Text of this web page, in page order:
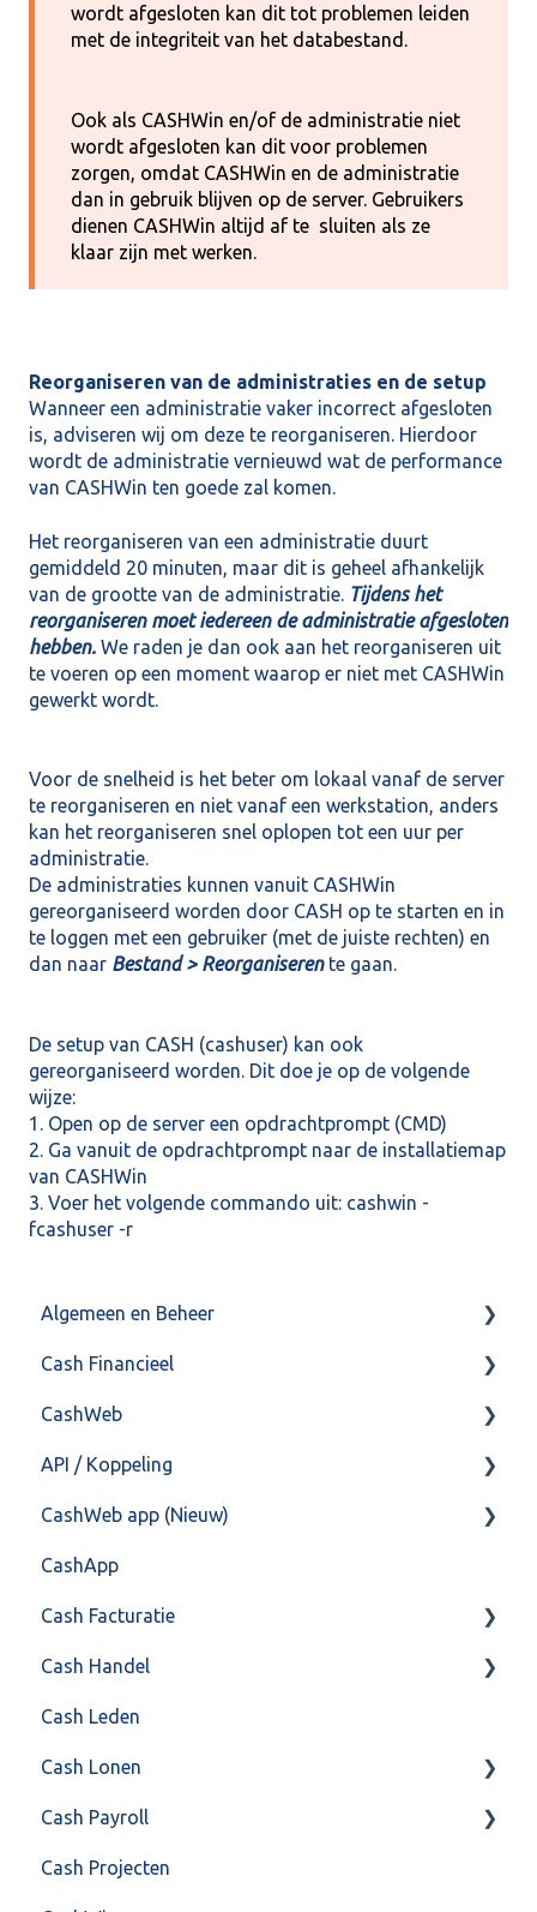
wordt afgesloten kan dit tot problemen leiden
met de integriteit van het databestand.
Ook als CASHWin en/of de administratie niet
wordt afgesloten kan dit voor problemen
zorgen, omdat CASHWin en de administratie
dan in gebruik blijven op de server. Gebruikers
dienen CASHWin altijd af te sluiten als ze
klaar zijn met werken.
Reorganiseren van de administraties en de setup
Wanneer een administratie vaker incorrect afgesloten
is, adviseren wij om deze te reorganiseren. Hierdoor
wordt de administratie vernieuwd wat de performance
van CASHWin ten goede zal komen.
Het reorganiseren van een administratie duurt
gemiddeld 20 minuten, maar dit is geheel afhankelijk
van de grootte van de administratie. Tijdens het
reorganiseren moet iedereen de administratie afgesloten
hebben. We raden je dan ook aan het reorganiseren uit
te voeren op een moment waarop er niet met CASHWin
gewerkt wordt.
Voor de snelheid is het beter om lokaal vanaf de server
te reorganiseren en niet vanaf een werkstation, anders
kan het reorganiseren snel oplopen tot een uur per
administratie.
De administraties kunnen vanuit CASHWin
gereorganiseerd worden door CASH op te starten en in
te loggen met een gebruiker (met de juiste rechten) en
dan naar Bestand > Reorganiserente gaan.
De setup van CASH (cashuser) kan ook
gereorganiseerd worden. Dit doe je op de volgende
wijze:
1. Open op de server een opdrachtprompt (CMD)
2. Ga vanuit de opdrachtprompt naar de installatiemap
van CASHWin
3. Voer het volgende commando uit: cashwin -
fcashuser -r
Algemeen en Beheer
Bank(koppeling)
Import/Export
Postbus
Training & Consultancy
Overig
Cash Financieel
Boekhoud
Fiscaal
Overig
CashWeb
CashHero Layout
Mailen vanuit CASHWeb
Algemeen gebruik
API / Koppeling
Algemeen
Api 3.0 (SOAP API)
API 4.0 (REST API)
CashWeb app (Nieuw)
Veel gestelde vragen
CashApp
Cash Facturatie
Factureren
Instellingen
Algemeen
Formulierlayout
Cash Handel
Inkoop
Verkoop
Voorraad
Overig
Cash Leden
Cash Lonen
Algemeen
Inrichting
Cash Payroll
Aangifte
Cash Projecten